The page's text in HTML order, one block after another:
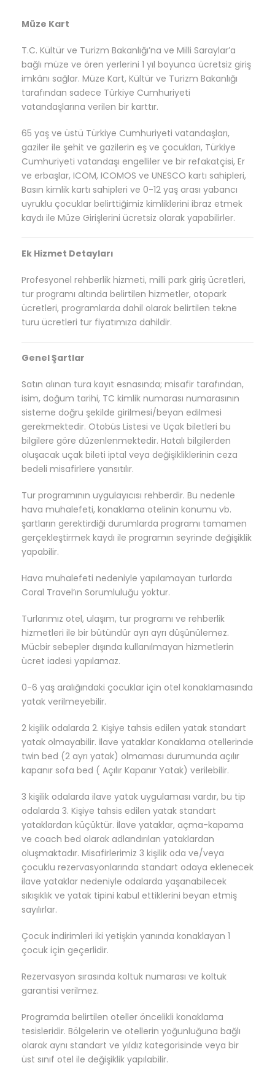
Müze Kart
T.C. Kültür ve Turizm Bakanlığı’na ve Milli Saraylar’a
bağlı müze ve ören yerlerini 1 yıl boyunca ücretsiz giriş
imkânı sağlar. Müze Kart, Kültür ve Turizm Bakanlığı
tarafından sadece Türkiye Cumhuriyeti
vatandaşlarına verilen bir karttır.
65 yaş ve üstü Türkiye Cumhuriyeti vatandaşları,
gaziler ile şehit ve gazilerin eş ve çocukları, Türkiye
Cumhuriyeti vatandaşı engelliler ve bir refakatçisi, Er
ve erbaşlar, ICOM, ICOMOS ve UNESCO kartı sahipleri,
Basın kimlik kartı sahipleri ve 0-12 yaş arası yabancı
uyruklu çocuklar belirttiğimiz kimliklerini ibraz etmek
kaydı ile Müze Girişlerini ücretsiz olarak yapabilirler.
Ek Hizmet Detayları
Profesyonel rehberlik hizmeti, milli park giriş ücretleri,
tur programı altında belirtilen hizmetler, otopark
ücretleri, programlarda dahil olarak belirtilen tekne
turu ücretleri tur fiyatımıza dahildir.
Genel Şartlar
Satın alınan tura kayıt esnasında; misafir tarafından,
isim, doğum tarihi, TC kimlik numarası numarasının
sisteme doğru şekilde girilmesi/beyan edilmesi
gerekmektedir. Otobüs Listesi ve Uçak biletleri bu
bilgilere göre düzenlenmektedir. Hatalı bilgilerden
oluşacak uçak bileti iptal veya değişikliklerinin ceza
bedeli misafirlere yansıtılır.
Tur programının uygulayıcısı rehberdir. Bu nedenle
hava muhalefeti, konaklama otelinin konumu vb.
şartların gerektirdiği durumlarda programı tamamen
gerçekleştirmek kaydı ile programın seyrinde değişiklik
yapabilir.
Hava muhalefeti nedeniyle yapılamayan turlarda
Coral Travel’ın Sorumluluğu yoktur.
Turlarımız otel, ulaşım, tur programı ve rehberlik
hizmetleri ile bir bütündür ayrı ayrı düşünülemez.
Mücbir sebepler dışında kullanılmayan hizmetlerin
ücret iadesi yapılamaz.
0-6 yaş aralığındaki çocuklar için otel konaklamasında
yatak verilmeyebilir.
2 kişilik odalarda 2. Kişiye tahsis edilen yatak standart
yatak olmayabilir. İlave yataklar Konaklama otellerinde
twin bed (2 ayrı yatak) olmaması durumunda açılır
kapanır sofa bed ( Açılır Kapanır Yatak) verilebilir.
3 kişilik odalarda ilave yatak uygulaması vardır, bu tip
odalarda 3. Kişiye tahsis edilen yatak standart
yataklardan küçüktür. İlave yataklar, açma-kapama
ve coach bed olarak adlandırılan yataklardan
oluşmaktadır. Misafirlerimiz 3 kişilik oda ve/veya
çocuklu rezervasyonlarında standart odaya eklenecek
ilave yataklar nedeniyle odalarda yaşanabilecek
sıkışıklık ve yatak tipini kabul ettiklerini beyan etmiş
sayılırlar.
Çocuk indirimleri iki yetişkin yanında konaklayan 1
çocuk için geçerlidir.
Rezervasyon sırasında koltuk numarası ve koltuk
garantisi verilmez.
Programda belirtilen oteller öncelikli konaklama
tesisleridir. Bölgelerin ve otellerin yoğunluğuna bağlı
olarak aynı standart ve yıldız kategorisinde veya bir
üst sınıf otel ile değişiklik yapılabilir.